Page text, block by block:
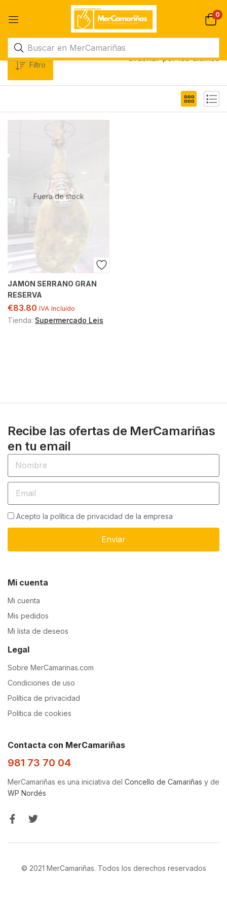
0
Filtro
Ordenar por los últimos
Fuera de stock
JAMON SERRANO GRAN
RESERVA
€83.80 IVA Incluído
Tienda: Supermercado Leis
Recibe las ofertas de MerCamariñas
en tu email
Acepto la política de privacidad de la empresa
Enviar
Mi cuenta
Mi cuenta
Mis pedidos
Mi lista de deseos
Legal
Sobre MerCamarinas.com
Condiciones de uso
Política de privacidad
Política de cookies
Contacta con MerCamariñas
981 73 70 04
MerCamariñas es una iniciativa del Concello de Camariñas y de
WP Nordés
© 2021 MerCamariñas. Todos los derechos reservados